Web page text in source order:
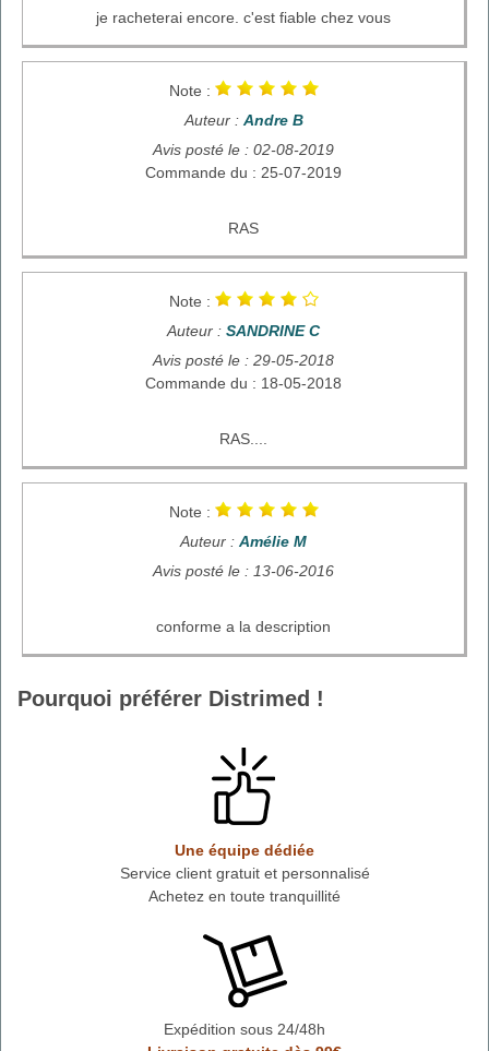
je racheterai encore. c'est fiable chez vous
Note :
Auteur : Andre B
Avis posté le : 02-08-2019
Commande du : 25-07-2019
RAS
Note :
Auteur : SANDRINE C
Avis posté le : 29-05-2018
Commande du : 18-05-2018
RAS....
Note :
Auteur : Amélie M
Avis posté le : 13-06-2016
conforme a la description
Pourquoi préférer Distrimed !
Une équipe dédiée
Service client gratuit et personnalisé
Achetez en toute tranquillité
Expédition sous 24/48h